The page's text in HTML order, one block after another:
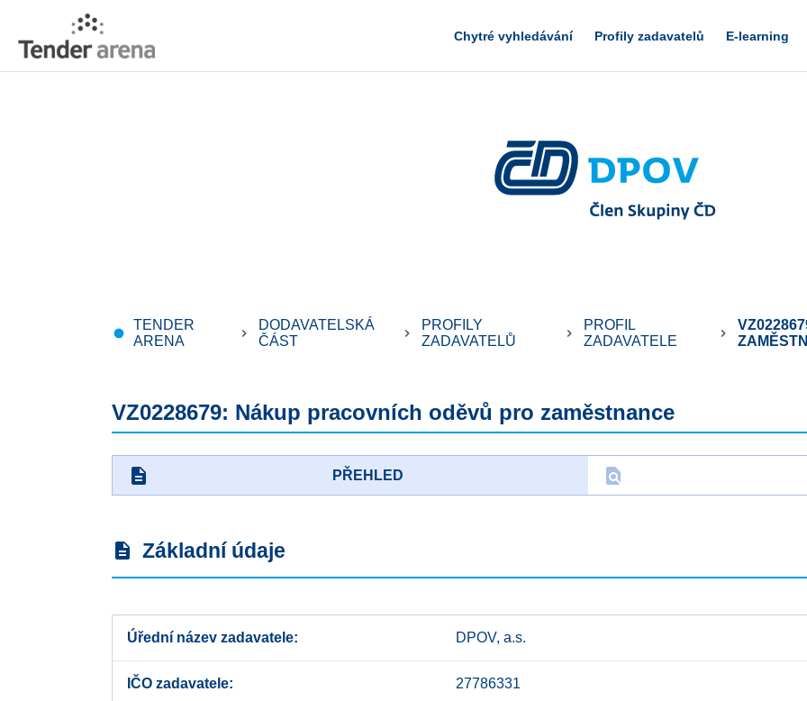
Chytré vyhledávání Profily zadavatelů E-learning
fiber_manual_record
TENDER
ARENA
keyboard_arrow_right
DODAVATELSKÁ
ČÁST
keyboard_arrow_right
PROFILY
ZADAVATELŮ
keyboard_arrow_right
PROFIL
ZADAVATELE
keyboard_arrow_right
VZ0228679: Nákup pracovních oděvů pro zaměstnance
description PŘEHLED find_in_page
description Základní údaje
Úřední název zadavatele DPOV, a.s.
IČO zadavatele 27786331